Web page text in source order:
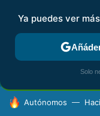
FISCALIDAD Y
HOY SE HABLA DE
Autónomos
Ya puedes ver
Solo